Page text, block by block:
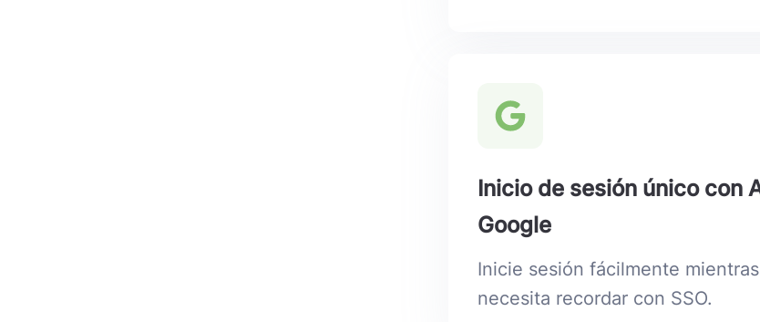
Inicio de sesión único con
Google
Inicie sesión fácilmente
necesita recordar con SSO.